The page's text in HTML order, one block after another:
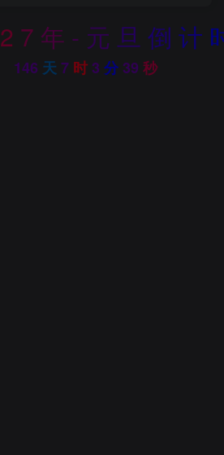
3dmax模型UV贴图增强脚本插件工具UVTools 3.2L 汉化破解版 For 3dmax2014~2023 年底收官巨献，AIGC行业全平台设计工具网站正式上线，助力创作者突破创作瓶颈，开启高效创作之旅[已下线]
2 7 年 - 元 旦 倒 计
146 天 7 时 3 分 37 秒